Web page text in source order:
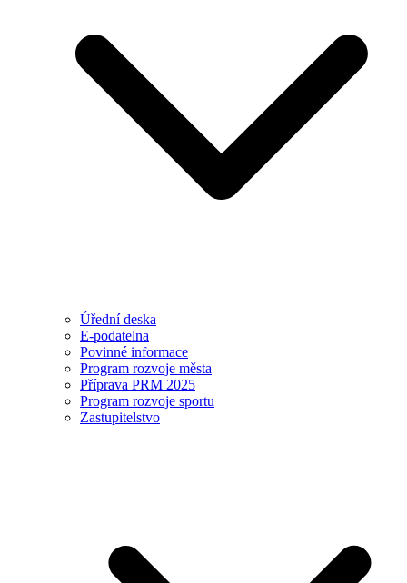
Úřední deska
E-podatelna
Povinné informace
Program rozvoje města
Příprava PRM 2025
Program rozvoje sportu
Zastupitelstvo